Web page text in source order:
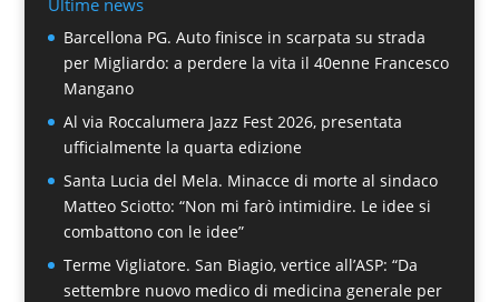
Ultime news
Barcellona PG. Auto finisce in scarpata su strada
per Migliardo: a perdere la vita il 40enne Francesco
Mangano
Al via Roccalumera Jazz Fest 2026, presentata
ufficialmente la quarta edizione
Santa Lucia del Mela. Minacce di morte al sindaco
Matteo Sciotto: “Non mi farò intimidire. Le idee si
combattono con le idee”
Terme Vigliatore. San Biagio, vertice all’ASP: “Da
settembre nuovo medico di medicina generale per